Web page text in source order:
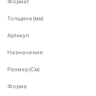
Формат
Толщина (мм)
Артикул
Назначение
Размер (См)
Форма